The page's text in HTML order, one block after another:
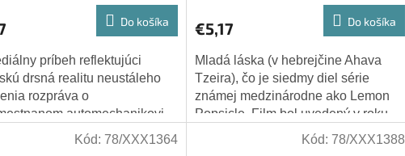
Do košíka
príbeh reflektujúci
drsná realitu neustáleho
rozpráva o
automechanikovi
z Afuly, malom mestečku v
€5,17 Do košíka
Mladá láska (v hebrejčine Ahava
Tzeira), čo je siedmy diel série
známej medzinárodne ako Lemon
Popsicle. Film bol uvedený v roku
1987. Hrajú: Tzachi Noy, Jonathan
Kód: 78/XXX1364 Kód: 78/XXX1388